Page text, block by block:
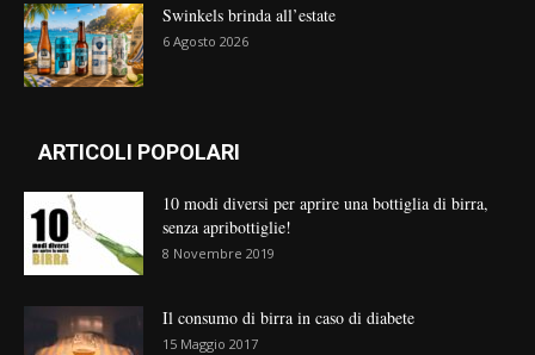
Swinkels brinda all’estate
6 Agosto 2026
ARTICOLI POPOLARI
10 modi diversi per aprire una bottiglia di birra,
senza apribottiglie!
8 Novembre 2019
Il consumo di birra in caso di diabete
15 Maggio 2017